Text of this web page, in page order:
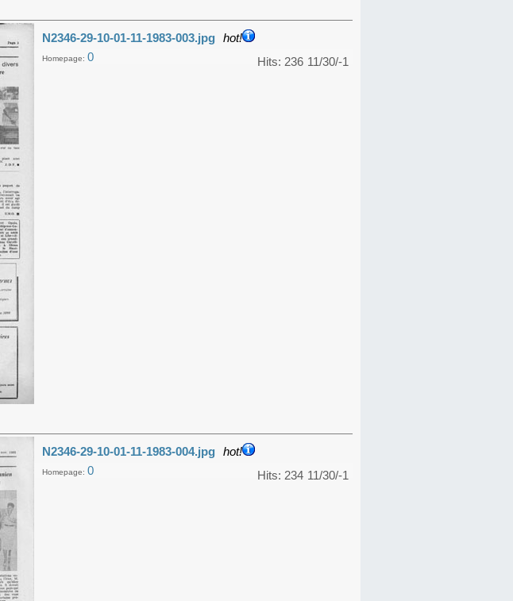
N2346-29-10-01-11-1983-003.jpg hot!
11/30/-1
Hits: 236
Homepage: 0
N2346-29-10-01-11-1983-004.jpg hot!
11/30/-1
Hits: 234
Homepage: 0